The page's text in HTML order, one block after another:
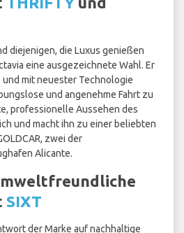
diejenigen, die Luxus genießen
eine ausgezeichnete Wahl. Er
mit neuester Technologie
und angenehme Fahrt zu
professionelle Aussehen des
und macht ihn zu einer beliebten
zwei der
Alicante.
SIXT
der Marke auf nachhaltige